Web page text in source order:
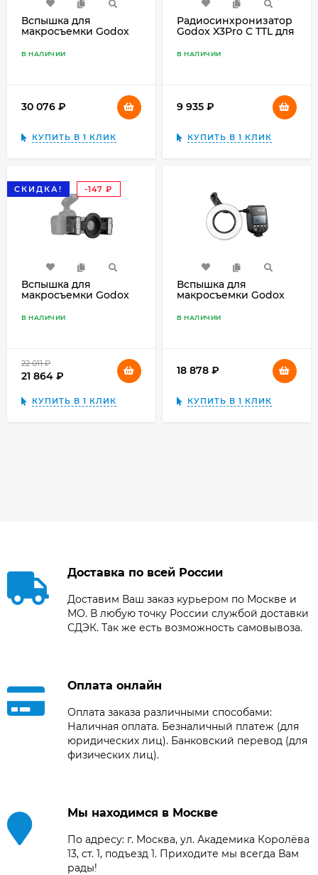
Вспышка для
макросъемки Godox
В НАЛИЧИИ
30 076
КУПИТЬ В 1 КЛИК
Радиосинхронизатор
Godox X3Pro C TTL для
В НАЛИЧИИ
9 935
КУПИТЬ В 1 КЛИК
СКИДКА!
-147
Вспышка для
макросъемки Godox
В НАЛИЧИИ
22 011
21 864
КУПИТЬ В 1 КЛИК
Вспышка для
макросъемки Godox
В НАЛИЧИИ
18 878
КУПИТЬ В 1 КЛИК
Доставка по всей России
Доставим Ваш заказ курьером по Москве и
МО. В любую точку России службой доставки
СДЭК. Так же есть возможность самовывоза.
Оплата онлайн
Оплата заказа различными способами:
Наличная оплата. Безналичный платеж (для
юридических лиц). Банковский перевод (для
физических лиц).
Мы находимся в Москве
По адресу: г. Москва, ул. Академика Королёва
13, ст. 1, подъезд 1. Приходите мы всегда Вам
рады!